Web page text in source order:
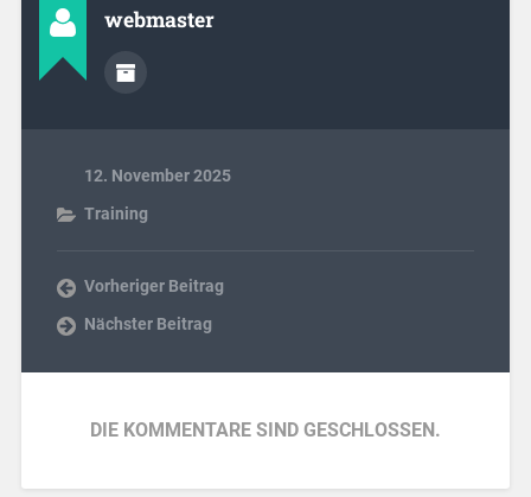
webmaster
12. November 2025
Training
Vorheriger Beitrag
Nächster Beitrag
DIE KOMMENTARE SIND GESCHLOSSEN.